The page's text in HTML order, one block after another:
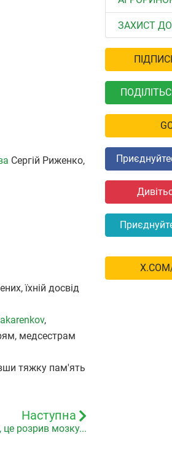
Сергій Риженко,
їхній досвід
,
медсестрам
тяжку пам'ять
Наступна
це розрив мозку...
ЗАХИСТ